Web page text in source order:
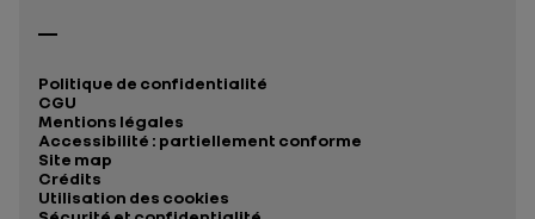
Politique de confidentialité
CGU
Mentions légales
Accessibilité : partiellement conforme
Site map
Crédits
Utilisation des cookies